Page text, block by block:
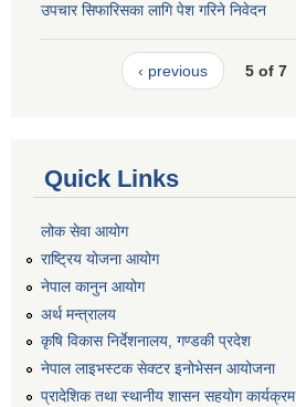
उपचार सिफारिसका लागि पेश गरिने निवेदन
‹ previous 5 of 7
Quick Links
लोक सेवा आयोग
राष्ट्रिय योजना आयोग
नेपाल कानुन आयोग
अर्थ मन्त्रालय
कृषि विकास निर्देशनालय, गण्डकी प्रदेश
नेपाल लाइभस्टक सेक्टर इनोभेसन आयोजना
प्रादेशिक तथा स्थानीय शासन सहयोग कार्यक्रम